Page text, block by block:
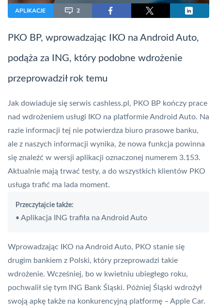
APLIKACJE 2
PKO BP, wprowadzając IKO na Android Auto,
podąża za ING, który podobne wdrożenie
przeprowadził rok temu
Jak dowiaduje się serwis cashless.pl, PKO BP kończy prace
nad wdrożeniem usługi
IKO na platformie Android Auto. Na
razie informacji tej nie potwierdza biuro prasowe banku,
ale z naszych informacji wynika, że nowa funkcja powinna
się znaleźć w wersji aplikacji oznaczonej numerem 3.153.
Aktualnie mają trwać testy, a do wszystkich klientów PKO
usługa trafić ma lada moment.
Przeczytajcie także:
• Aplikacja ING trafiła na Android Auto
Wprowadzając IKO na Android Auto, PKO stanie się
drugim bankiem z Polski, który przeprowadzi takie
wdrożenie. Wcześniej, bo w kwietniu ubiegłego roku,
pochwalił się tym
ING Bank Śląski. Później Śląski wdrożył
swoją apkę także na konkurencyjną platformę – Apple Car.